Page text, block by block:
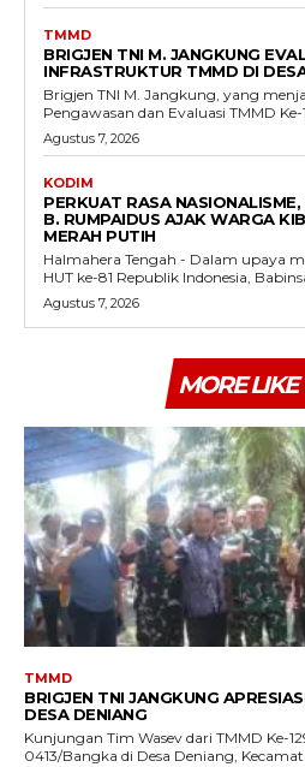
TMMD
BRIGJEN TNI M. JANGKUNG
INFRASTRUKTUR TMMD DI
Brigjen TNI M. Jangkung, yang
Pengawasan dan Evaluasi TMMD Ke-
Agustus 7, 2026
KODIM
PERKUAT RASA
B. RUMPAIDUS AJAK WARGA
MERAH PUTIH
Halmahera Tengah - Dalam upaya
HUT ke-81 Republik Indonesia,
Agustus 7, 2026
MORE LIKE
TMMD
BRIGJEN TNI JANGKUNG
DESA DENIANG
Kunjungan Tim Wasev dari TMMD Ke-
0413/Bangka di Desa Deniang,